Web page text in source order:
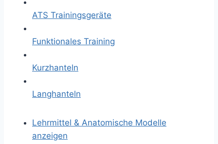
ATS Trainingsgeräte
Funktionales Training
Kurzhanteln
Langhanteln
Lehrmittel & Anatomische Modelle
anzeigen